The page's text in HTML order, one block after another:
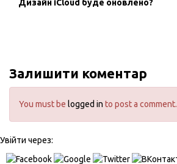
Дизайн iCloud буде оновлено?
Залишити коментар
You must be logged in to post a comment.
Увійти через: